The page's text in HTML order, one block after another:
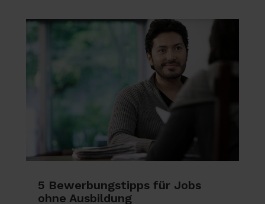
5 Bewerbungstipps für Jobs
ohne Ausbildung